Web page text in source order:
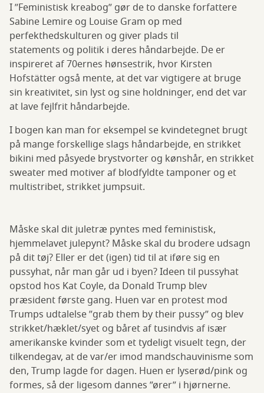
I ”Feministisk kreabog” gør de to danske forfattere
Sabine Lemire og Louise Gram op med
perfekthedskulturen og giver plads til
statements og politik i deres håndarbejde. De er
inspireret af 70ernes hønsestrik, hvor Kirsten
Hofstätter også mente, at det var vigtigere at bruge
sin kreativitet, sin lyst og sine holdninger, end det var
at lave fejlfrit håndarbejde.
I bogen kan man for eksempel se kvindetegnet brugt
på mange forskellige slags håndarbejde, en strikket
bikini med påsyede brystvorter og kønshår, en strikket
sweater med motiver af blodfyldte tamponer og et
multistribet, strikket jumpsuit.
Måske skal dit juletræ pyntes med feministisk,
hjemmelavet julepynt? Måske skal du brodere udsagn
på dit tøj? Eller er det (igen) tid til at iføre sig en
pussyhat, når man går ud i byen? Ideen til pussyhat
opstod hos Kat Coyle, da Donald Trump blev
præsident første gang. Huen var en protest mod
Trumps udtalelse ”grab them by their pussy” og blev
strikket/hæklet/syet og båret af tusindvis af især
amerikanske kvinder som et tydeligt visuelt tegn, der
tilkendegav, at de var/er imod mandschauvinisme som
den, Trump lagde for dagen. Huen er lyserød/pink og
formes, så der ligesom dannes ”ører” i hjørnerne.